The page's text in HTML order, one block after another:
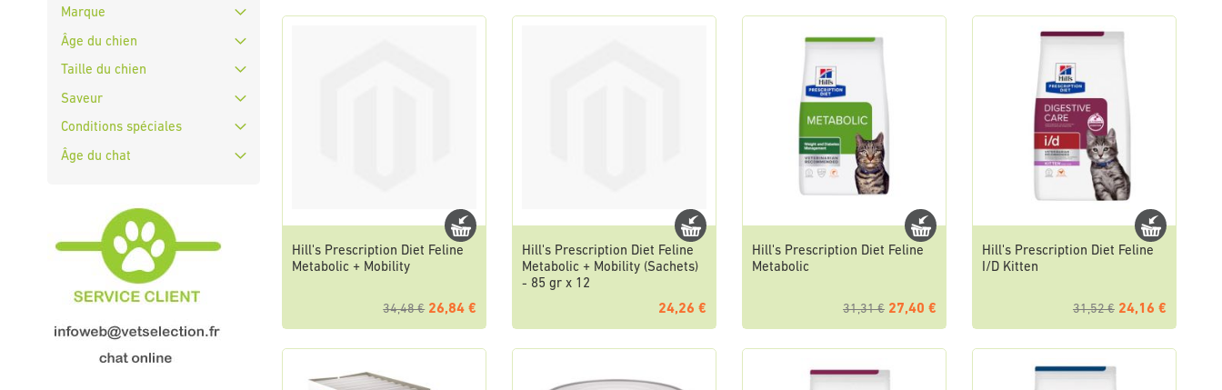
Hill's Prescription Diet Feline
Metabolic + Mobility
34,48 € 26,84 €
Hill's Prescription Diet Feline
Metabolic + Mobility (Sachets)
- 85 gr x 12
24,26 €
Hill's Prescription Diet Feline
Metabolic
31,31 € 27,40 €
Hill's Prescription Diet Feline
I/D Kitten
31,52 € 24,16 €
Marque
Âge du chien
Taille du chien
Saveur
Conditions spéciales
Âge du chat